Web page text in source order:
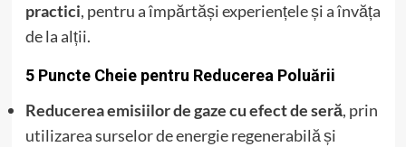
practici, pentru a împărtăși experiențele și a învăța
de la alții.
5 Puncte Cheie pentru Reducerea Poluării
Reducerea emisiilor de gaze cu efect de seră, prin
utilizarea surselor de energie regenerabilă și